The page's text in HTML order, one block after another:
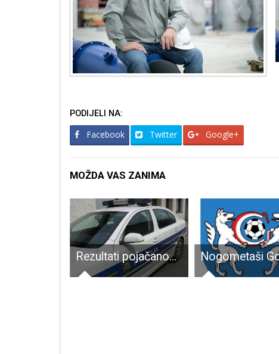
PODIJELI NA:
Facebook Twitter Google+
MOŽDA VAS ZANIMA
Rezultati pojačanog nadzora tehničke ispravnosti vozila